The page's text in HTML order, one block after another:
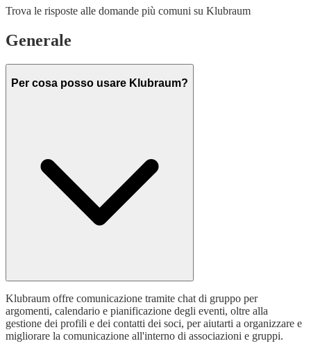
Trova le risposte alle domande più comuni su Klubraum
Generale
Per cosa posso usare Klubraum?
Klubraum offre comunicazione tramite chat di gruppo per
argomenti, calendario e pianificazione degli eventi, oltre alla
gestione dei profili e dei contatti dei soci, per aiutarti a organizzare e
migliorare la comunicazione all'interno di associazioni e gruppi.